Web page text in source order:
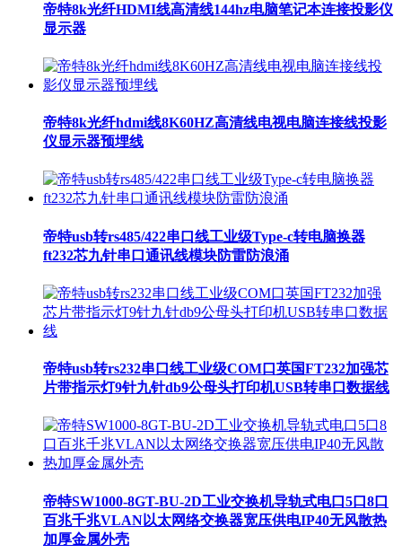
帝特8k光纤HDMI线高清线144hz电脑笔记本连接投影仪
显示器
帝特8k光纤hdmi线8K60HZ高清线电视电脑连接线投影
仪显示器预埋线
帝特usb转rs485/422串口线工业级Type-c转电脑换器
ft232芯九针串口通讯线模块防雷防浪涌
帝特usb转rs232串口线工业级COM口英国FT232加强芯
片带指示灯9针九针db9公母头打印机USB转串口数据线
帝特SW1000-8GT-BU-2D工业交换机导轨式电口5口8口
百兆千兆VLAN以太网络交换器宽压供电IP40无风散热
加厚金属外壳